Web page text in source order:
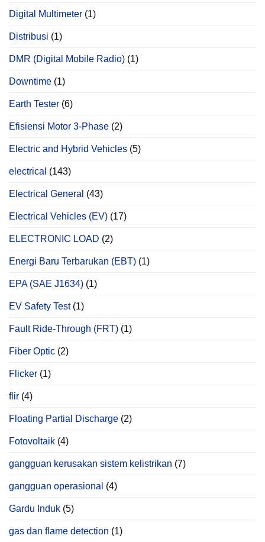
Digital Multimeter (1)
Distribusi (1)
DMR (Digital Mobile Radio) (1)
Downtime (1)
Earth Tester (6)
Efisiensi Motor 3-Phase (2)
Electric and Hybrid Vehicles (5)
electrical (143)
Electrical General (43)
Electrical Vehicles (EV) (17)
ELECTRONIC LOAD (2)
Energi Baru Terbarukan (EBT) (1)
EPA (SAE J1634) (1)
EV Safety Test(1)
Fault Ride-Through (FRT) (1)
Fiber Optic (2)
Flicker (1)
flir (4)
Floating Partial Discharge (2)
Fotovoltaik (4)
gangguan kerusakan sistem kelistrikan (7)
gangguan operasional (4)
Gardu Induk (5)
gas dan flame detection (1)